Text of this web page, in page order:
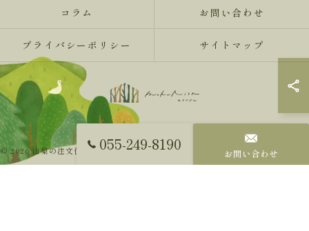
055-249-8190 お問い合わせ
コラム お問い合わせ
プライバシーポリシー サイトマップ
© 2026 山梨の注文住宅ならMokureismモクリズム ALL RIGHTS RESERVED.